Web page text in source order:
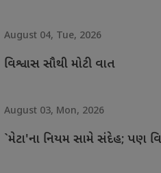
August 04, Tue, 2026
વિશ્વાસ સૌથી મોટી વાત
August 03, Mon, 2026
`મેટા'ના નિયમ સામે સંદેહ; પણ